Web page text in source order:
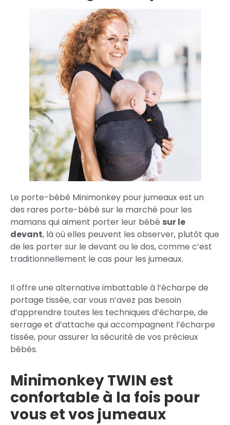
Le porte-bébé Minimonkey pour jumeaux est un
des rares porte-bébé sur le marché pour les
mamans qui aiment porter leur bébé sur le
devant, là où elles peuvent les observer, plutôt que
de les porter sur le devant ou le dos, comme c’est
traditionnellement le cas pour les jumeaux.
Il offre une alternative imbattable à l’écharpe de
portage tissée, car vous n’avez pas besoin
d’apprendre toutes les techniques d’écharpe, de
serrage et d’attache qui accompagnent l’écharpe
tissée, pour assurer la sécurité de vos précieux
bébés.
Minimonkey TWIN est
confortable à la fois pour
vous et vos jumeaux